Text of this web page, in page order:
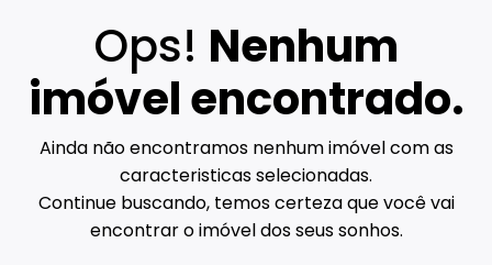
Ops! Nenhum
imóvel encontrado.
Ainda não encontramos nenhum imóvel com as
caracteristicas selecionadas.
Continue buscando, temos certeza que você vai
encontrar o imóvel dos seus sonhos.